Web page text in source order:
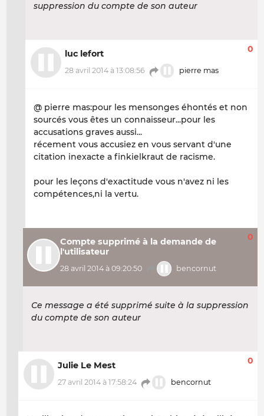
suppression du compte de son auteur
luc lefort
28 avril 2014 à 13:08:56 pierre mas
0
@ pierre mas:pour les mensonges éhontés et non
sourcés vous êtes un connaisseur...pour les
accusations graves aussi...
récement vous accusiez en vous servant d'une
citation inexacte a finkielkraut de racisme.
pour les leçons d'exactitude vous n'avez ni les
compétences,ni la vertu.
Compte supprimé à la demande de
l'utilisateur
28 avril 2014 à 09:20:50 bencornut
0
Ce message a été supprimé suite à la suppression
du compte de son auteur
Julie Le Mest
27 avril 2014 à 17:58:24 bencornut
0